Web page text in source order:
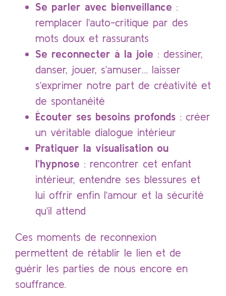
Se parler avec bienveillance :
remplacer l’auto-critique par des
mots doux et rassurants
Se reconnecter à la joie : dessiner,
danser, jouer, s’amuser… laisser
s’exprimer notre part de créativité et
de spontanéité
Écouter ses besoins profonds: créer
un véritable dialogue intérieur
Pratiquer la visualisation ou
l’hypnose : rencontrer cet enfant
intérieur, entendre ses blessures et
lui offrir enfin l’amour et la sécurité
qu’il attend
Ces moments de reconnexion
permettent de rétablir le lien et de
guérir les parties de nous encore en
souffrance.